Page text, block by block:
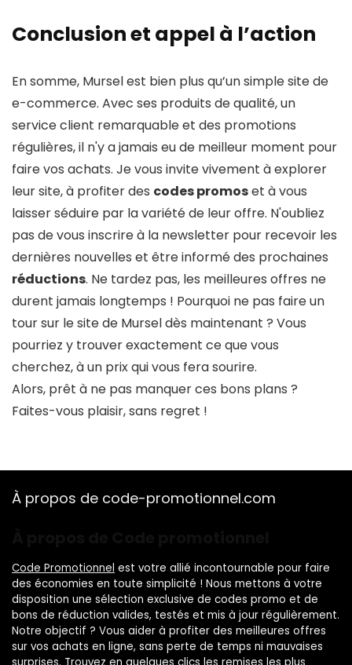
Conclusion et appel à l’action
En somme, Mursel est bien plus qu’un simple site de
e-commerce. Avec ses produits de qualité, un
service client remarquable et des promotions
régulières, il n'y a jamais eu de meilleur moment pour
faire vos achats. Je vous invite vivement à explorer
leur site, à profiter des codes promoset à vous
laisser séduire par la variété de leur offre. N'oubliez
pas de vous inscrire à la newsletter pour recevoir les
dernières nouvelles et être informé des prochaines
réductions. Ne tardez pas, les meilleures offres ne
durent jamais longtemps ! Pourquoi ne pas faire un
tour sur le site de Mursel dès maintenant ? Vous
pourriez y trouver exactement ce que vous
cherchez, à un prix qui vous fera sourire.
Alors, prêt à ne pas manquer ces bons plans ?
Faites-vous plaisir, sans regret !
À propos de code-promotionnel.com
Code Promotionnel est votre allié incontournable pour faire
des économies en toute simplicité ! Nous mettons à votre
disposition une sélection exclusive de codes promo et de
bons de réduction valides, testés et mis à jour régulièrement.
Notre objectif ? Vous aider à profiter des meilleures offres
sur vos achats en ligne, sans perte de temps ni mauvaises